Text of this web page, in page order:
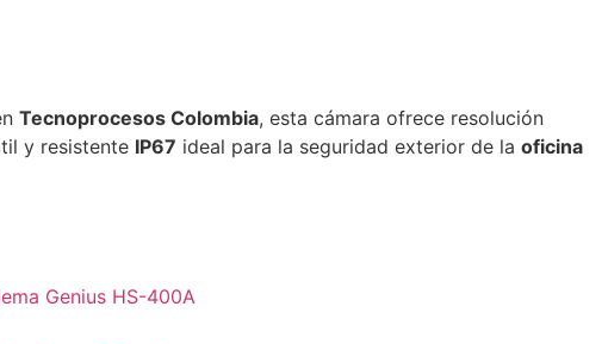
Tecnoprocesos Colombia, esta cámara ofrece resolución
y resistente IP67 ideal para la seguridad exterior de la oficina